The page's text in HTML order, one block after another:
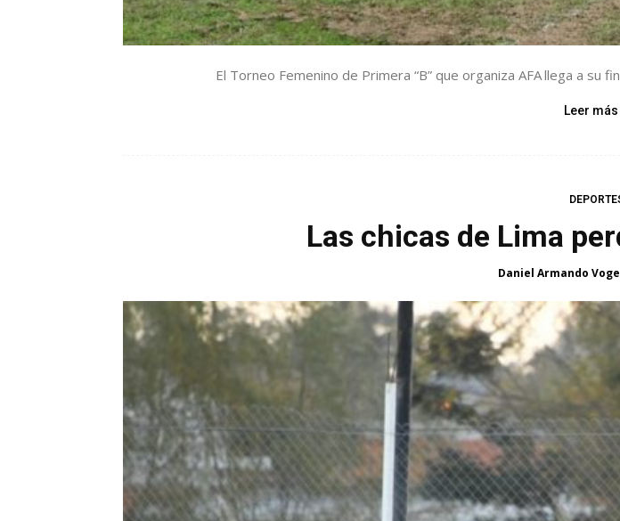
El Torneo Femenino de Primera “B” que organiza AFA llega a su
Leer más
Las chicas de Lima
Daniel Armando